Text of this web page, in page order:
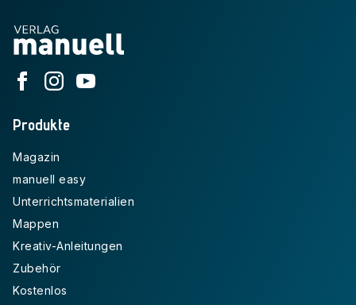
Produkte
Magazin
manuell easy
Unterrichtsmaterialien
Mappen
Kreativ-Anleitungen
Zubehör
Kostenlos